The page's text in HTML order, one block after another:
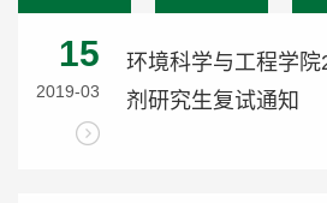
15
2019-03
环境科学与工程学
剂研究生复试通知